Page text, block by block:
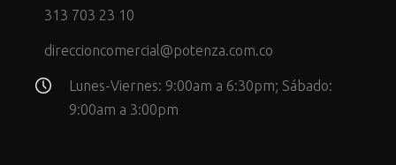
313 703 23 10
direccioncomercial@potenza.com.co
Lunes-Viernes: 9:00am a 6:30pm; Sábado:
9:00am a 3:00pm